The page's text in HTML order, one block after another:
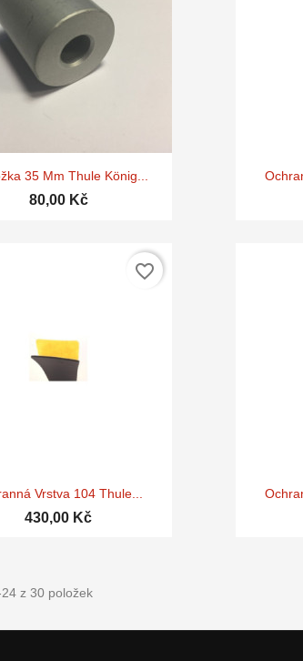
 Rychlý náhled
35 Mm Thule König...
80,00 Kč
Rychlý náhled
Vrstva 104 Thule...
430,00 Kč
favorite_border
z 30 položek